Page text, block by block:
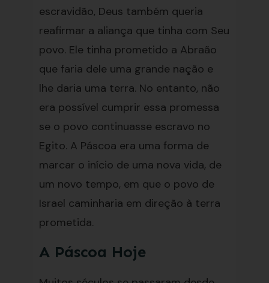
escravidão, Deus também queria
reafirmar a aliança que tinha com Seu
povo. Ele tinha prometido a Abraão
que faria dele uma grande nação e
lhe daria uma terra. No entanto, não
era possível cumprir essa promessa
se o povo continuasse escravo no
Egito. A Páscoa era uma forma de
marcar o início de uma nova vida, de
um novo tempo, em que o povo de
Israel caminharia em direção à terra
prometida.
A Páscoa Hoje